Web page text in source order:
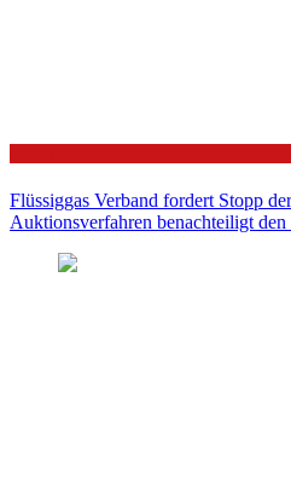
Flüssiggas Verband fordert Stopp
Auktionsverfahren benachteiligt